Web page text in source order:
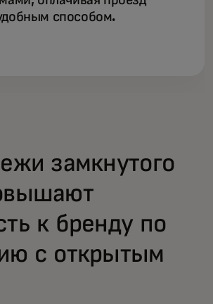
способом.
замкнутого
к бренду по
с открытым